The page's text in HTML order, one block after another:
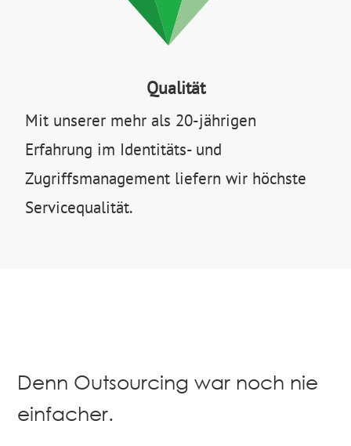
Qualität
Mit unserer mehr als 20-jährigen
Erfahrung im Identitäts- und
Zugriffsmanagement liefern wir höchste
Servicequalität.
Denn Outsourcing war noch nie
einfacher.